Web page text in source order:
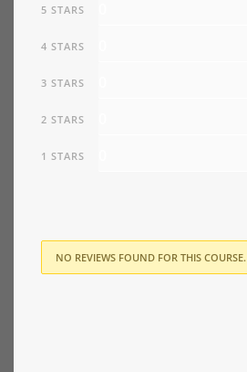
5 STARS
4 STARS
3 STARS
2 STARS
1 STARS
NO REVIEWS FOUND FOR THIS COURSE.